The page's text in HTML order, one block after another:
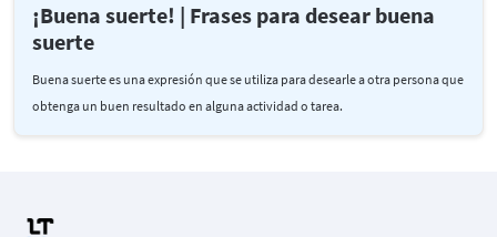
¡Buena suerte! | Frases para desear buena
suerte
Buena suerte es una expresión que se utiliza para desearle a otra persona que
obtenga un buen resultado en alguna actividad o tarea.